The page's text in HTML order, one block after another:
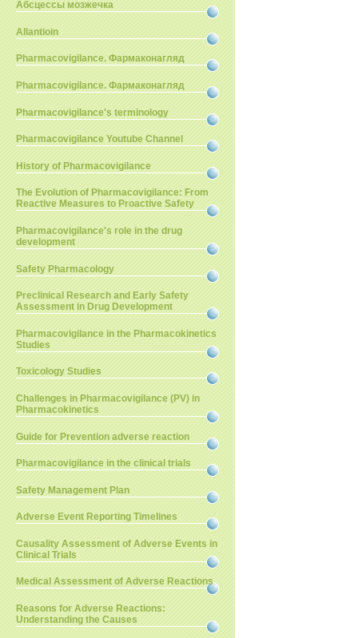
Абсцессы мозжечка
Allantioin
Pharmacovigilance. Фармаконагляд
Pharmacovigilance. Фармаконагляд
Pharmacovigilance's terminology
Pharmacovigilance Youtube Channel
History of Pharmacovigilance
The Evolution of Pharmacovigilance: From
Reactive Measures to Proactive Safety
Pharmacovigilance's role in the drug
development
Safety Pharmacology
Preclinical Research and Early Safety
Assessment in Drug Development
Pharmacovigilance in the Pharmacokinetics
Studies
Toxicology Studies
Challenges in Pharmacovigilance (PV) in
Pharmacokinetics
Guide for Prevention adverse reaction
Pharmacovigilance in the clinical trials
Safety Management Plan
Adverse Event Reporting Timelines
Causality Assessment of Adverse Events in
Clinical Trials
Medical Assessment of Adverse Reactions
Reasons for Adverse Reactions:
Understanding the Causes